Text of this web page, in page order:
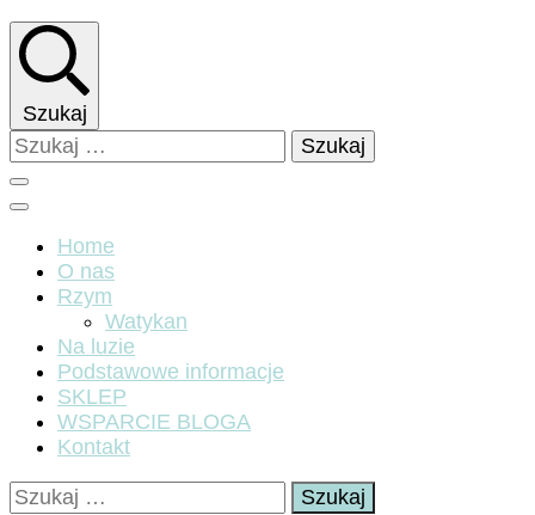
Szukaj
Szukaj:
Home
O nas
Rzym
Watykan
Na luzie
Podstawowe informacje
SKLEP
WSPARCIE BLOGA
Kontakt
Szukaj: